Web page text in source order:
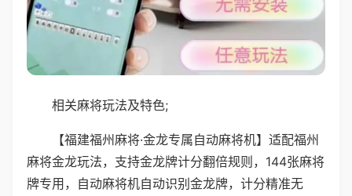
相关麻将玩法及特色;
【福建福州麻将·金龙专属自动麻将机】适配福州
麻将金龙玩法，支持金龙牌计分翻倍规则，144张麻将
牌专用，自动麻将机自动识别金龙牌，计分精准无